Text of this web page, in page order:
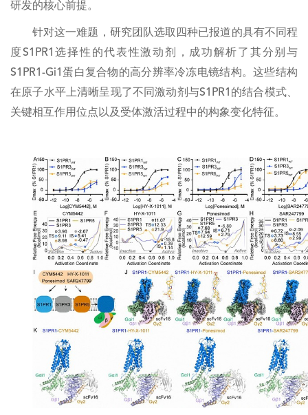
研发的核心前提。
针对这一难题，研究团队选取四种已报道的具有不同程
度S1PR1选择性的代表性激动剂，成功解析了其分别与
S1PR1-Gi1蛋白复合物的高分辨率冷冻电镜结构。这些结构
在原子水平上清晰呈现了不同激动剂与S1PR1的结合模式、
关键相互作用位点以及受体激活过程中的构象变化特征。